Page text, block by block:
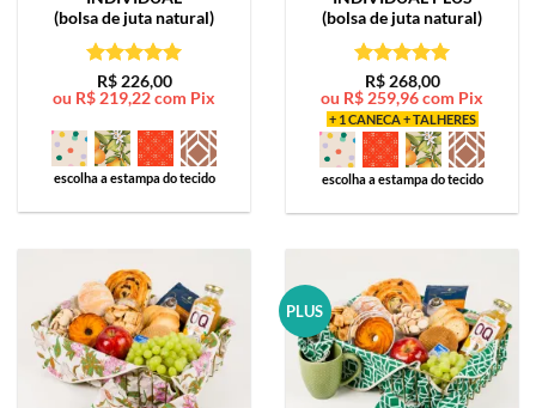
(bolsa de juta natural)
Avaliação5
de 5
R$226,00
ou R$219,22com Pix
escolha a estampa do tecido
(bolsa de juta natural)
Avaliação5
de 5
R$268,00
ou R$259,96com Pix
+ 1 CANECA + TALHERES
escolha a estampa do tecido
PLUS